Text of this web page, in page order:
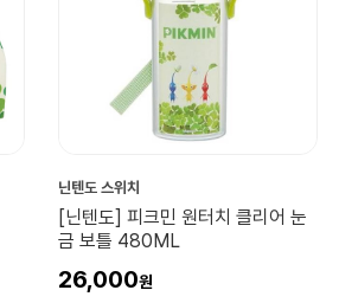
닌텐도 스위치
[닌텐도] 피크민 원터치 클리어 눈
금 보틀 480ML
26,000